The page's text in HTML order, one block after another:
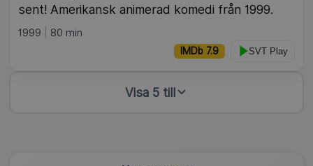
sent! Amerikansk animerad komedi från 1999.
1999 80 min
IMDb 7.9 SVT Play
Visa 5 till